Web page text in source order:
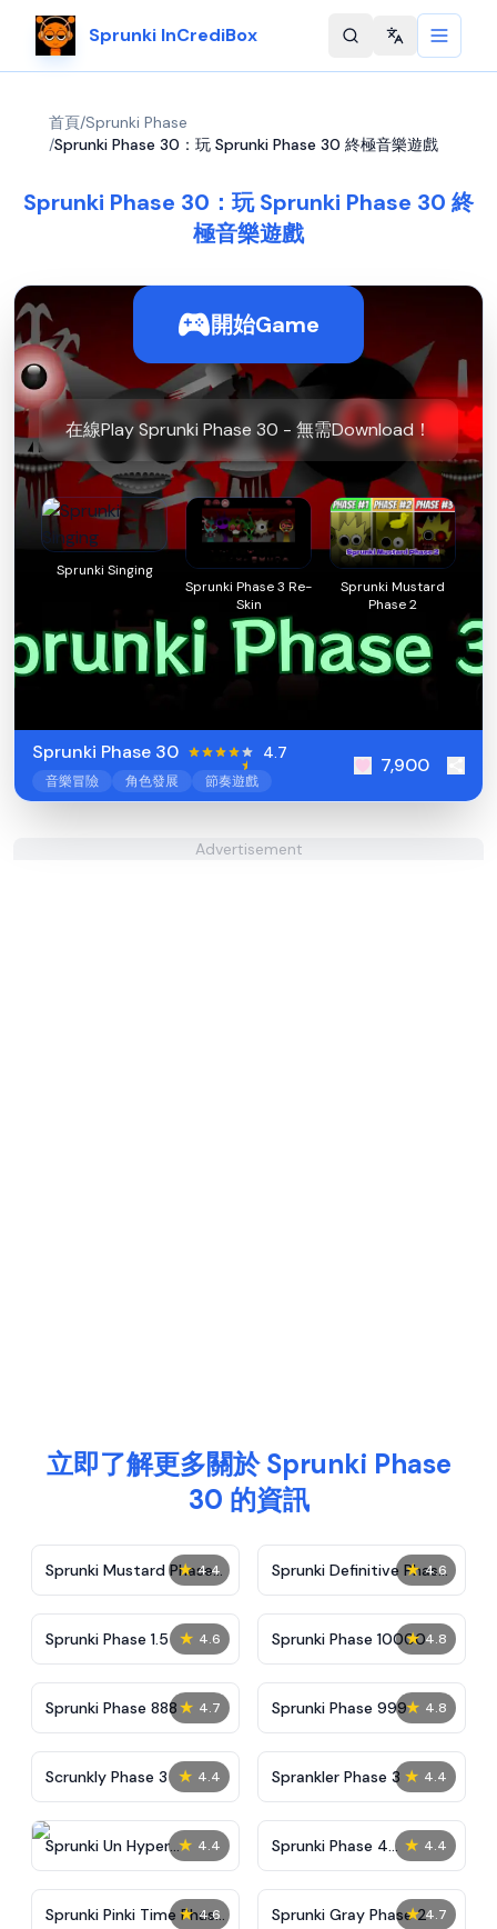
Sprunki InCrediBox Change
首頁/Sprunki Phase
/Sprunki Phase 30：玩 Sprunki Phase 30 終極音樂遊戲
Sprunki Phase 30：玩 Sprunki Phase 30 終
極音樂遊戲
開始Game
在線Play Sprunki Phase 30 - 無需Download！
Sprunki Singing
Sprunki Phase 3 Re-
Skin
Sprunki Mustard
Phase 2
Sprunki Phase 30 4.7
音樂冒險 角色發展 節奏遊戲
7,900
Advertisement
立即了解更多關於 Sprunki Phase
30 的資訊
★ 4.4
Sprunki Mustard Phase
2
★ 4.6
Sprunki Definitive Phase
7
★ 4.6
Sprunki Phase 1.5 ★ 4.8
Sprunki Phase 10000
★ 4.7
Sprunki Phase 888 ★ 4.8
Sprunki Phase 999
★ 4.4
Scrunkly Phase 3 ★ 4.4
Sprankler Phase 3
★ 4.4
Sprunki Un Hyper
Shifted Phase 4
★ 4.4
Sprunki Phase 4
Alternate Edition
★ 4.6
Sprunki Pinki Time Phase
★ 4.7
Sprunki Gray Phase 2